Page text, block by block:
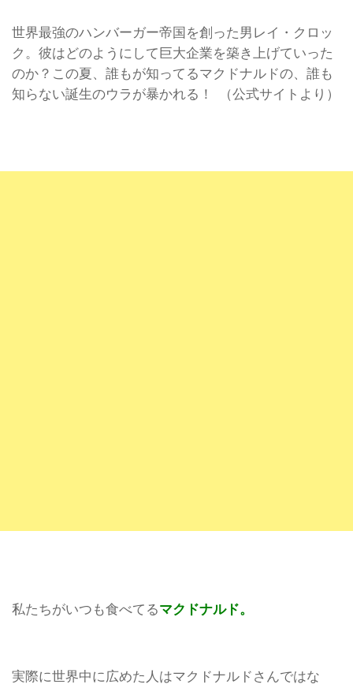
世界最強のハンバーガー帝国を創った男レイ・クロッ
ク。彼はどのようにして巨大企業を築き上げていった
のか？この夏、誰もが知ってるマクドナルドの、誰も
知らない誕生のウラが暴かれる！ （公式サイトより）
私たちがいつも食べてるマクドナルド。
実際に世界中に広めた人はマクドナルドさんではな